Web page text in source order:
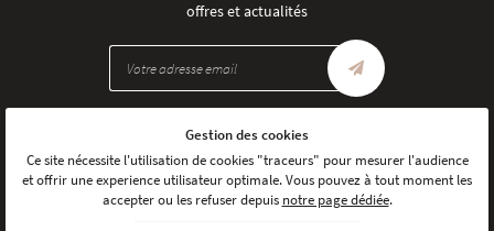
offres et actualités
Mentions Légales
Conditions générales d'utilisation
Politique de confidentialité
Gestion des cookies
Gestion des cookies
Ce site nécessite l'utilisation de cookies "traceurs" pour mesurer l'audience
et offrir une experience utilisateur optimale. Vous pouvez à tout moment les
accepter ou les refuser depuis notre page dédiée.